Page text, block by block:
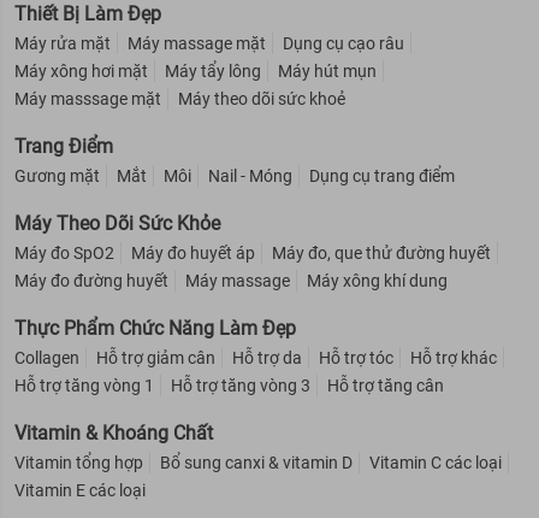
Thiết Bị Làm Đẹp
Máy rửa mặt Máy massage mặt
Dụng cụ cạo râu
Máy xông hơi mặt
Máy tẩy lông
Máy hút mụn
Máy masssage mặt
Máy theo dõi sức khoẻ
Trang Điểm
Gương mặt Mắt Môi Nail - Móng Dụng cụ trang điểm
Máy Theo Dõi Sức Khỏe
Máy đo SpO2 Máy đo huyết áp
Máy đo, que thử đường huyết
Máy đo đường huyết
Máy massage Máy xông khí dung
Thực Phẩm Chức Năng Làm Đẹp
Collagen Hỗ trợ giảm cân Hỗ trợ da Hỗ trợ tóc
Hỗ trợ khác
Hỗ trợ tăng vòng 1
Hỗ trợ tăng vòng 3 Hỗ trợ tăng cân
Vitamin & Khoáng Chất
Vitamin tổng hợp Bổ sung canxi & vitamin D
Vitamin C các loại
Vitamin E các loại